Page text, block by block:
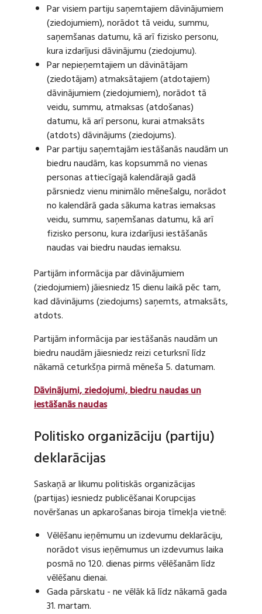
Par visiem partiju saņemtajiem dāvinājumiem
(ziedojumiem), norādot tā veidu, summu,
saņemšanas datumu, kā arī fizisko personu,
kura izdarījusi dāvinājumu (ziedojumu).
Par nepieņemtajiem un dāvinātājam
(ziedotājam) atmaksātajiem (atdotajiem)
dāvinājumiem (ziedojumiem), norādot tā
veidu, summu, atmaksas (atdošanas)
datumu, kā arī personu, kurai atmaksāts
(atdots) dāvinājums (ziedojums).
Par partiju saņemtajām iestāšanās naudām un
biedru naudām, kas kopsummā no vienas
personas attiecīgajā kalendārajā gadā
pārsniedz vienu minimālo mēnešalgu, norādot
no kalendārā gada sākuma katras iemaksas
veidu, summu, saņemšanas datumu, kā arī
fizisko personu, kura izdarījusi iestāšanās
naudas vai biedru naudas iemaksu.
Partijām informācija par dāvinājumiem
(ziedojumiem) jāiesniedz 15 dienu laikā pēc tam,
kad dāvinājums (ziedojums) saņemts, atmaksāts,
atdots.
Partijām informācija par iestāšanās naudām un
biedru naudām jāiesniedz reizi ceturksnī līdz
nākamā ceturkšņa pirmā mēneša 5. datumam.
Dāvinājumi, ziedojumi, biedru naudas un
iestāšanās naudas
Politisko organizāciju (partiju)
deklarācijas
Saskaņā ar likumu politiskās organizācijas
(partijas) iesniedz publicēšanai Korupcijas
novēršanas un apkarošanas biroja tīmekļa vietnē:
Vēlēšanu ieņēmumu un izdevumu deklarāciju,
norādot visus ieņēmumus un izdevumus laika
posmā no 120. dienas pirms vēlēšanām līdz
vēlēšanu dienai.
Gada pārskatu - ne vēlāk kā līdz nākamā gada
31. martam.